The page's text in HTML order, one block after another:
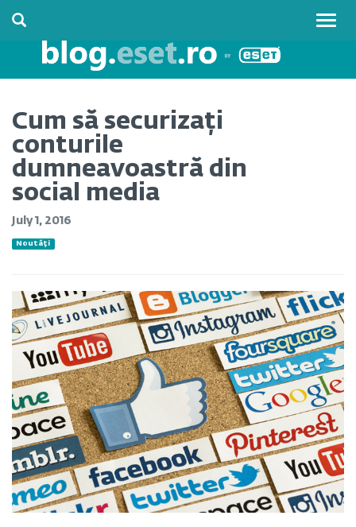
Cum să securizați
conturile
dumneavoastră din
social media
July 1, 2016
Noutăți